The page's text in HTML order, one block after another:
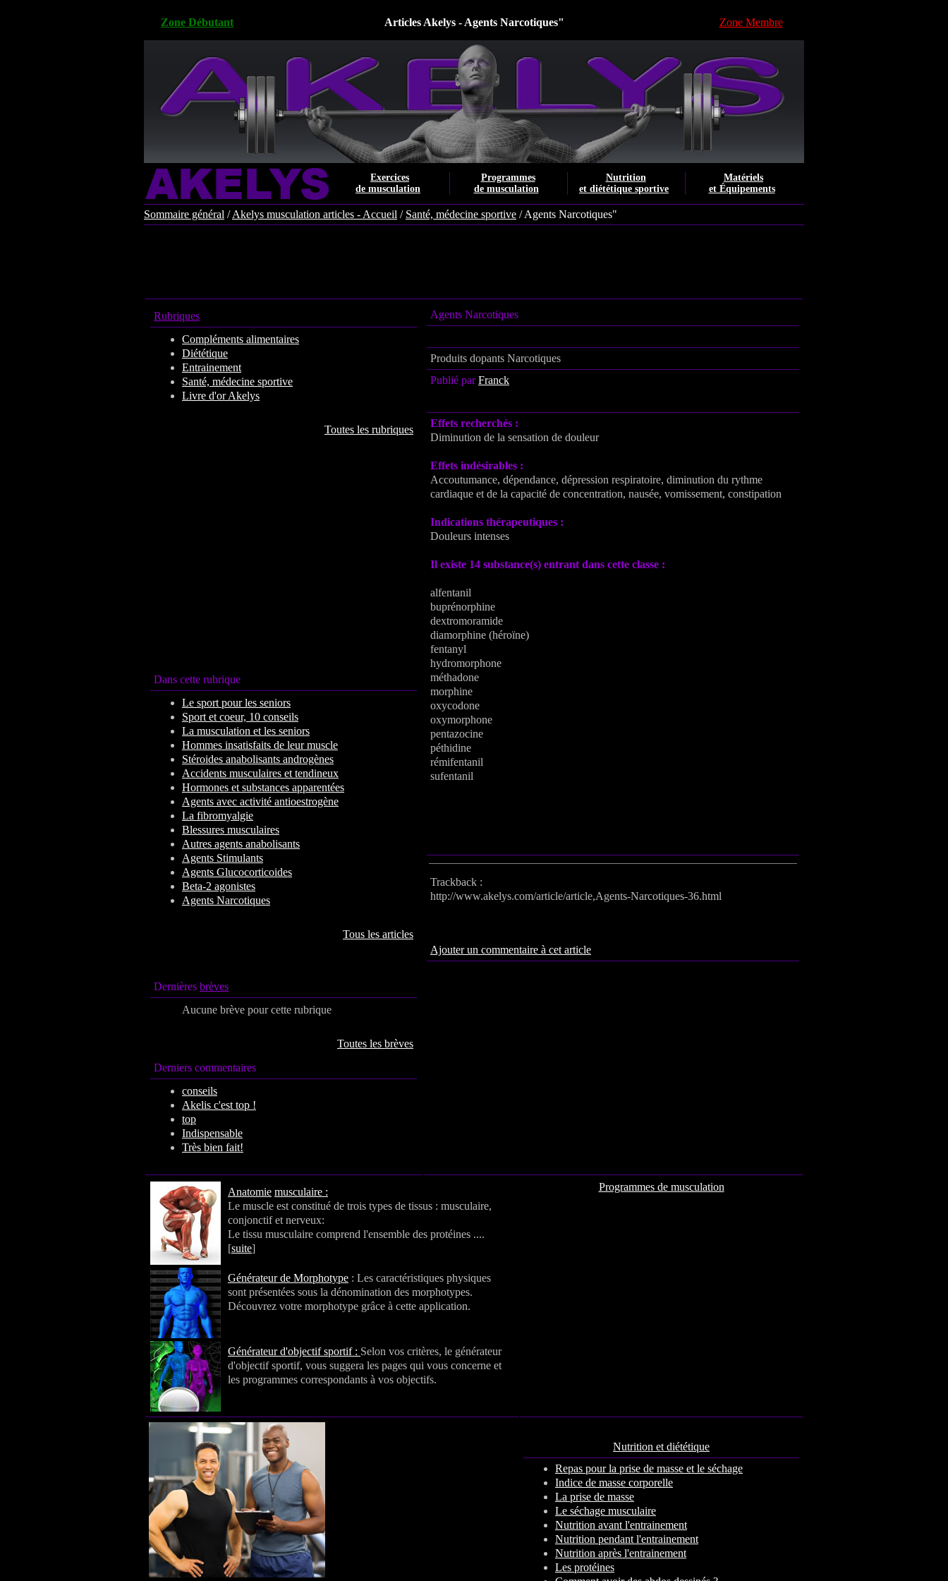
Zone Débutant Articles Akelys - Agents Narcotiques" Zone Membre
Exercices
de musculation
Programmes
de musculation
Nutrition
et diététique sportive
Matériels
et Équipements
Sommaire général /Akelys musculation articles - Accueil / Santé, médecine sportive / Agents Narcotiques"
Rubriques
Compléments alimentaires
Diététique
Entrainement
Santé, médecine sportive
Livre d'or Akelys
Toutes les rubriques
Dans cette rubrique
Le sport pour les seniors
Sport et coeur, 10 conseils
La musculation et les seniors
Hommes insatisfaits de leur muscle
Stéroides anabolisants androgènes
Accidents musculaires et tendineux
Hormones et substances apparentées
Agents avec activité antioestrogène
La fibromyalgie
Blessures musculaires
Autres agents anabolisants
Agents Stimulants
Agents Glucocorticoides
Beta-2 agonistes
Agents Narcotiques
Tous les articles
Dernières brèves
Aucune brève pour cette rubrique
Toutes les brèves
Derniers commentaires
conseils
Akelis c'est top !
top
Indispensable
Très bien fait!
Agents Narcotiques
Produits dopants Narcotiques
Publié parFranck
Effets recherchés :
Diminution de la sensation de douleur
Effets indésirables :
Accoutumance, dépendance, dépression respiratoire, diminution du rythme
cardiaque et de la capacité de concentration, nausée, vomissement, constipation
Indications thérapeutiques :
Douleurs intenses
Il existe 14 substance(s) entrant dans cette classe :
alfentanil
buprénorphine
dextromoramide
diamorphine (héroïne)
fentanyl
hydromorphone
méthadone
morphine
oxycodone
oxymorphone
pentazocine
péthidine
rémifentanil
sufentanil
Trackback :
http://www.akelys.com/article/article,Agents-Narcotiques-36.html
Ajouter un commentaire à cet article
Anatomie musculaire :
Le muscle est constitué de trois types de tissus : musculaire,
conjonctif et nerveux:
Le tissu musculaire comprend l'ensemble des protéines ....
[suite]
Générateur de Morphotype : Les caractéristiques physiques
sont présentées sous la dénomination des morphotypes.
Découvrez votre morphotype grâce à cette application.
Générateur d'objectif sportif : Selon vos critères, le générateur
d'objectif sportif, vous suggera les pages qui vous concerne et
les programmes correspondants à vos objectifs.
Programmes de musculation
Nutrition et diététique
Repas pour la prise de masse et le séchage
Indice de masse corporelle
La prise de masse
Le séchage musculaire
Nutrition avant l'entrainement
Nutrition pendant l'entrainement
Nutrition après l'entrainement
Les protéines